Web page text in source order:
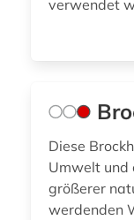
verwendet
Diese
Umwelt und
größerer
werdenden